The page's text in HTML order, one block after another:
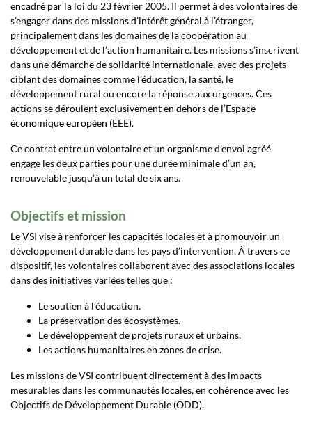
encadré par la loi du 23 février 2005. Il permet à des volontaires de
s’engager dans des missions d’intérêt général à l’étranger,
principalement dans les domaines de la coopération au
développement et de l’action humanitaire. Les missions s’inscrivent
dans une démarche de solidarité internationale, avec des projets
ciblant des domaines comme l’éducation, la santé, le
développement rural ou encore la réponse aux urgences. Ces
actions se déroulent exclusivement en dehors de l’Espace
économique européen (EEE).
Ce contrat entre un volontaire et un organisme d’envoi agréé
engage les deux parties pour une durée minimale d’un an,
renouvelable jusqu’à un total de six ans.
Objectifs et mission
Le VSI vise à renforcer les capacités locales et à promouvoir un
développement durable dans les pays d’intervention. À travers ce
dispositif, les volontaires collaborent avec des associations locales
dans des initiatives variées telles que :
Le soutien à l’éducation.
La préservation des écosystèmes.
Le développement de projets ruraux et urbains.
Les actions humanitaires en zones de crise.
Les missions de VSI contribuent directement à des impacts
mesurables dans les communautés locales, en cohérence avec les
Objectifs de Développement Durable (ODD).